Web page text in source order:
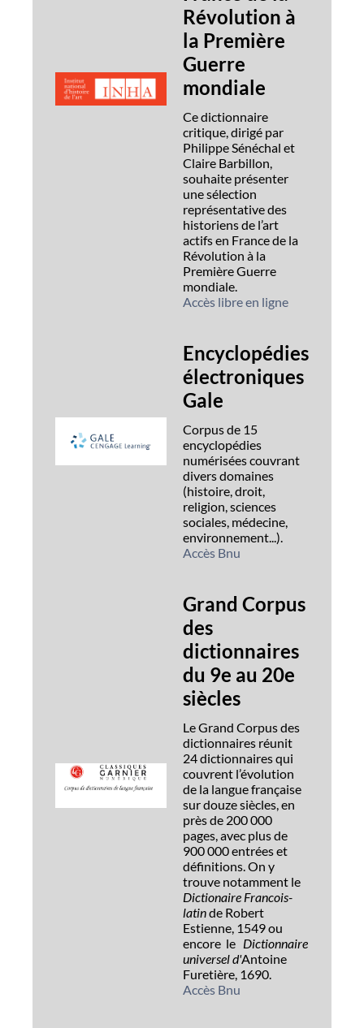
Révolution à
la Première
Guerre
mondiale
Ce dictionnaire
critique, dirigé par
Philippe Sénéchal et
Claire Barbillon,
souhaite présenter
une sélection
représentative des
historiens de l’art
actifs en France de la
Révolution à la
Première Guerre
mondiale.
Accès libre en ligne
Encyclopédies
électroniques
Gale
Corpus de 15
encyclopédies
numérisées couvrant
divers domaines
(histoire, droit,
religion, sciences
sociales, médecine,
environnement...).
Accès Bnu
Grand Corpus
des
dictionnaires
du 9e au 20e
siècles
Le Grand Corpus des
dictionnaires réunit
24 dictionnaires qui
couvrent l’évolution
de la langue française
sur douze siècles, en
près de 200 000
pages, avec plus de
900 000 entrées et
définitions. On y
trouve notamment le
Dictionaire Francois-
latinde Robert
Estienne, 1549 ou
encore le Dictionnaire
universel d'Antoine
Furetière, 1690.
Accès Bnu